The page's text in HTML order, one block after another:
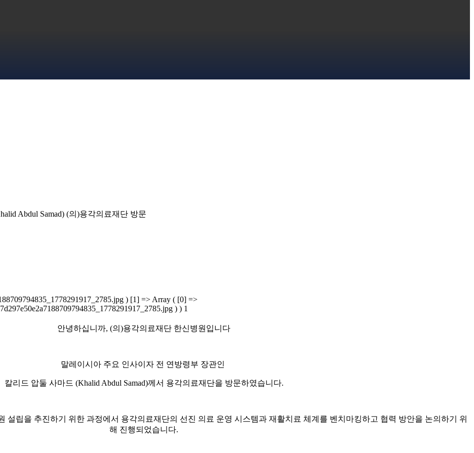
Abdul Samad) (의)용각의료재단 방문
) [1] => Array ( [0] =>
) ) 1
안녕하십니까, (의)용각의료재단 한신병원입니다
말레이시아 주요 인사이자 전 연방령부 장관인
칼리드 압둘 사마드 (Khalid Abdul Samad)께서 용각의료재단을 방문하였습니다.
설립을 추진하기 위한 과정에서 용각의료재단의 선진 의료 운영 시스템과 재활치료 체계를 벤치마킹하고 협력 방안을 논의하기 위
해 진행되었습니다.